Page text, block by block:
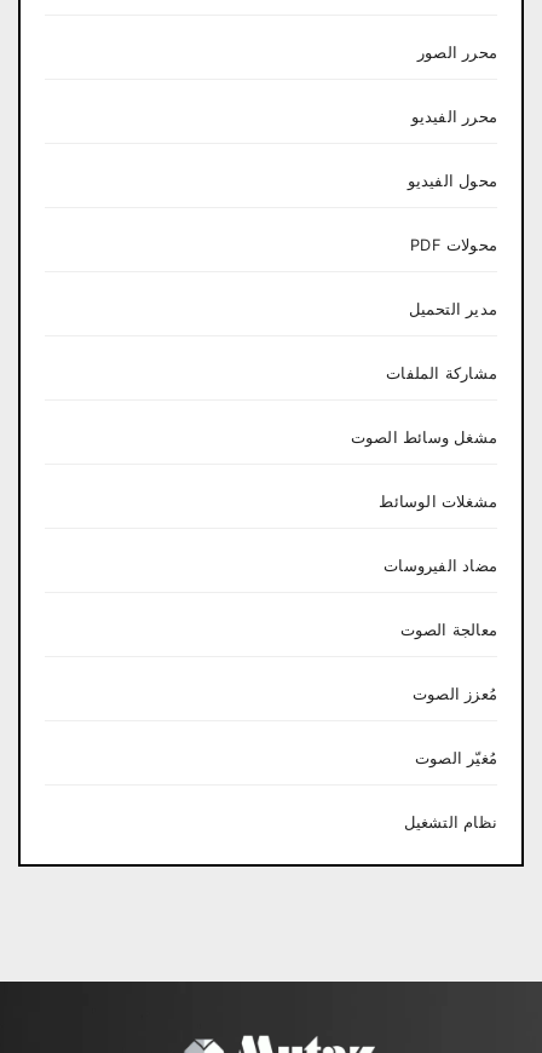
محرر الصور
محرر الفيديو
محول الفيديو
محولات PDF
مدير التحميل
مشاركة الملفات
مشغل وسائط الصوت
مشغلات الوسائط
مضاد الفيروسات
معالجة الصوت
مُعزز الصوت
مُغيّر الصوت
نظام التشغيل